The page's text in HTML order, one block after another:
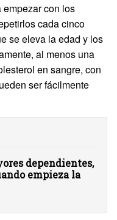
con los
cada cinco
se eleva la edad y los
al menos una
en sangre, con
ser fácilmente
dependientes,
empieza la